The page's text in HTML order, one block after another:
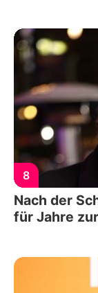
8
Nach der
für Jahre